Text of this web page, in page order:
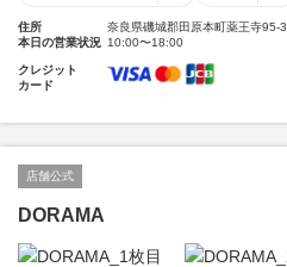
住所
奈良県磯城郡田原本町薬王寺95-3
本日の営業状況 10:00〜18:00
クレジット
カード
店舗公式
DORAMA